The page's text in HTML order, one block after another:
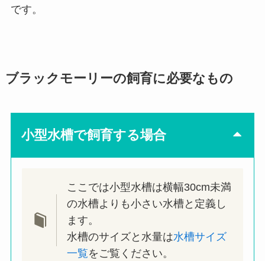
です。
ブラックモーリーの飼育に必要なもの
小型水槽で飼育する場合
ここでは小型水槽は横幅30cm未満
の水槽よりも小さい水槽と定義し
ます。
水槽のサイズと水量は水槽サイズ
一覧をご覧ください。